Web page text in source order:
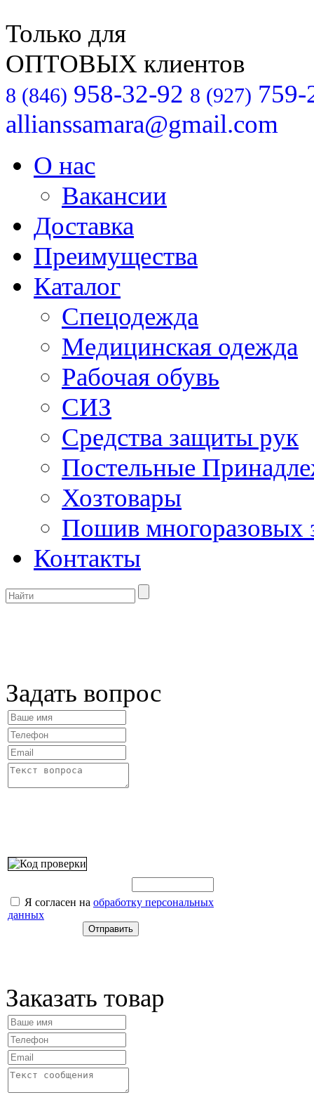
Только для
ОПТОВЫХ клиентов
8 (846) 958-32-92 8 (927) 759-
allianssamara@gmail.com
О нас
Вакансии
Доставка
Преимущества
Каталог
Спецодежда
Медицинская одежда
Рабочая обувь
СИЗ
Средства защиты рук
Постельные
Хозтовары
Пошив многоразовых
Контакты
Задать вопрос
Я согласен на обработку персональных
данных
Заказать товар